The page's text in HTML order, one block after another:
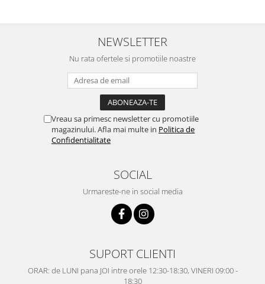
NEWSLETTER
Nu rata ofertele si promotiile noastre
Vreau sa primesc newsletter cu promotiile
magazinului. Afla mai multe in Politica de
Confidentialitate
SOCIAL
Urmareste-ne in social media
SUPORT CLIENTI
ORAR: de LUNI pana JOI intre orele 12:30-18:30, VINERI 09:00 -
18:30